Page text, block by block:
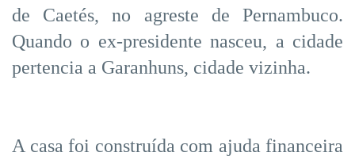
de Caetés, no agreste de Pernambuco.
Quando o ex-presidente nasceu, a cidade
pertencia a Garanhuns, cidade vizinha.
A casa foi construída com ajuda financeira